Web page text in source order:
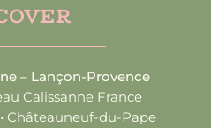
– Lançon-Provence
Calissanne France
Châteauneuf-du-Pape